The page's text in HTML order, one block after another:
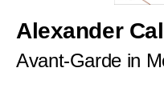
Alexander
Avant-Garde in